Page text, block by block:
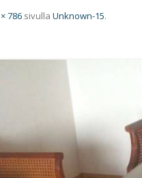
786 sivulla Unknown-15.